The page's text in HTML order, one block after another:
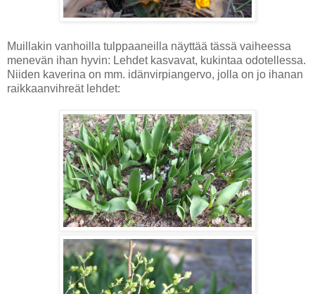
Muillakin vanhoilla tulppaaneilla näyttää tässä vaiheessa
menevän ihan hyvin: Lehdet kasvavat, kukintaa odotellessa.
Niiden kaverina on mm. idänvirpiangervo, jolla on jo ihanan
raikkaanvihreät lehdet: